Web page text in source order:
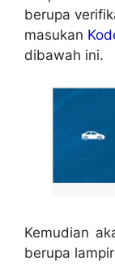
berupa
masukan
dibawah ini.
Kemudian
berupa